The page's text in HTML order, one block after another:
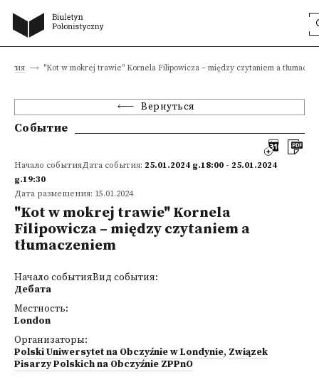
"Kot w mokrej trawie" Kornela Filipowicza – między czytaniem a
Вернуться
Событие
Начало событияДата события: 25.01.2024 g.18:00 - 25.01.2024
g.19:30
Дата размещения: 15.01.2024
"Kot w mokrej trawie" Kornela
Filipowicza – między czytaniem a
tłumaczeniem
Начало событияВид события:
Дебата
Местность:
London
Организаторы:
Polski Uniwersytet na Obczyźnie w Londynie, Związek
Pisarzy Polskich na Obczyźnie ZPPnO